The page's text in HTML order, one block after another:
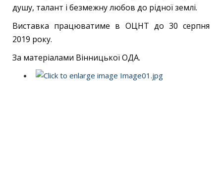
душу, талант і безмежну любов до рідної землі.
Виставка працюватиме в ОЦНТ до 30 серпня
2019 року.
За матеріалами Вінницької ОДА.